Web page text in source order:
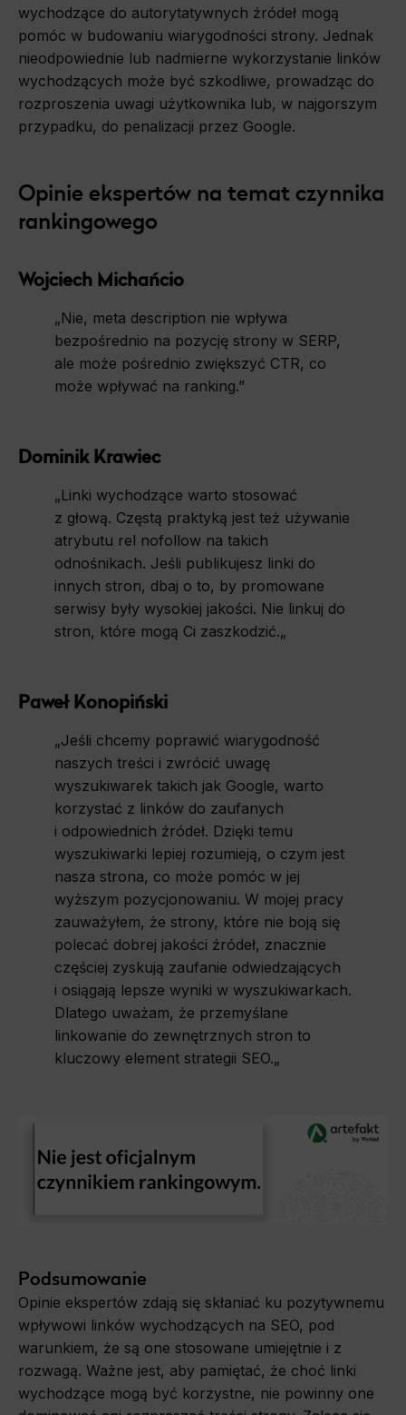
wychodzące do autorytatywnych źródeł mogą
pomóc w budowaniu wiarygodności strony. Jednak
nieodpowiednie lub nadmierne wykorzystanie linków
wychodzących może być szkodliwe, prowadząc do
rozproszenia uwagi użytkownika lub, w najgorszym
przypadku, do penalizacji przez Google.
Opinie ekspertów na temat czynnika
rankingowego
Wojciech Michańcio
„Nie, meta description nie wpływa
bezpośrednio na pozycję strony w SERP,
ale może pośrednio zwiększyć CTR, co
może wpływać na ranking.”
Dominik Krawiec
„Linki wychodzące warto stosować
z głową. Częstą praktyką jest też używanie
atrybutu rel nofollow na takich
odnośnikach. Jeśli publikujesz linki do
innych stron, dbaj o to, by promowane
serwisy były wysokiej jakości. Nie linkuj do
stron, które mogą Ci zaszkodzić.„
Paweł Konopiński
„Jeśli chcemy poprawić wiarygodność
naszych treści i zwrócić uwagę
wyszukiwarek takich jak Google, warto
korzystać z linków do zaufanych
i odpowiednich źródeł. Dzięki temu
wyszukiwarki lepiej rozumieją, o czym jest
nasza strona, co może pomóc w jej
wyższym pozycjonowaniu. W mojej pracy
zauważyłem, że strony, które nie boją się
polecać dobrej jakości źródeł, znacznie
częściej zyskują zaufanie odwiedzających
i osiągają lepsze wyniki w wyszukiwarkach.
Dlatego uważam, że przemyślane
linkowanie do zewnętrznych stron to
kluczowy element strategii SEO.„
Podsumowanie
Opinie ekspertów zdają się skłaniać ku pozytywnemu
wpływowi linków wychodzących na SEO, pod
warunkiem, że są one stosowane umiejętnie i z
rozwagą. Ważne jest, aby pamiętać, że choć linki
wychodzące mogą być korzystne, nie powinny one